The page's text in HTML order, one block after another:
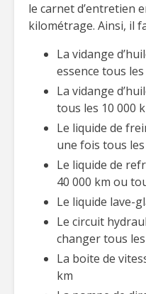
le carnet d’entretien
kilométrage. Ainsi, il
La vidange
essence tous
La vidange
tous les 10 000
Le liquide de
une fois tous
Le liquide de
40 000 km ou
Le liquide lave-
Le circuit
changer tous
La boite de
km